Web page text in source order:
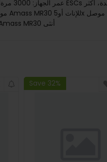
أنثىأو10x موصل أماس MR30 ذكر 10x موصل Amass MR30 أنثىأوموصل أمرأة ذكر MR30 من العاشر20x20x موصل Amass MR30 أنثى
Save 32%